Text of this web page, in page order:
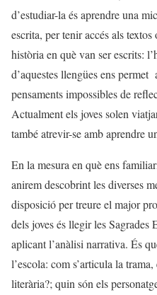
d’estudiar-la és aprendre una
escrita, per tenir accés als
història en què van ser escrits:
d’aquestes llengües ens
pensaments impossibles de
Actualment els joves solen
també atrevir-se amb aprendre
En la mesura en què ens
anirem descobrint les diverses
disposició per treure el major
dels joves és llegir les
aplicant l’anàlisi narrativa. És
l’escola: com s’articula la
literària?; quin són els